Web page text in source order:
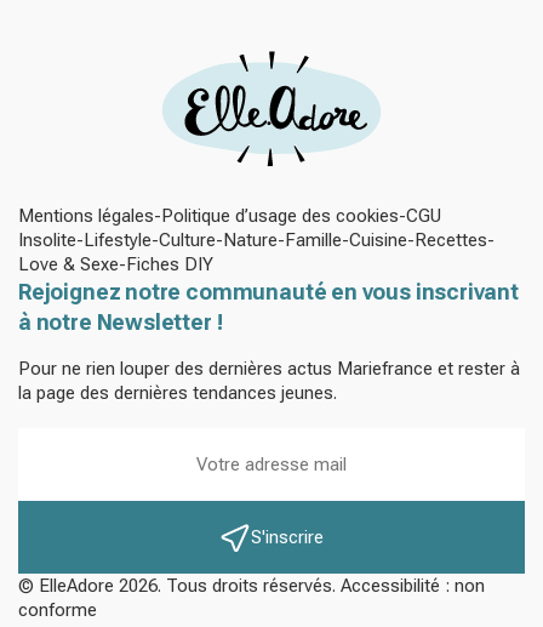
Mentions légales Politique d’usage des cookies CGU
Insolite Lifestyle Culture Nature Famille Cuisine Recettes
Love & Sexe Fiches DIY
Rejoignez notre communauté en vous inscrivant
à notre Newsletter !
Pour ne rien louper des dernières actus Mariefrance et rester à
la page des dernières tendances jeunes.
S'inscrire
© ElleAdore 2026. Tous droits réservés. Accessibilité : non
conforme